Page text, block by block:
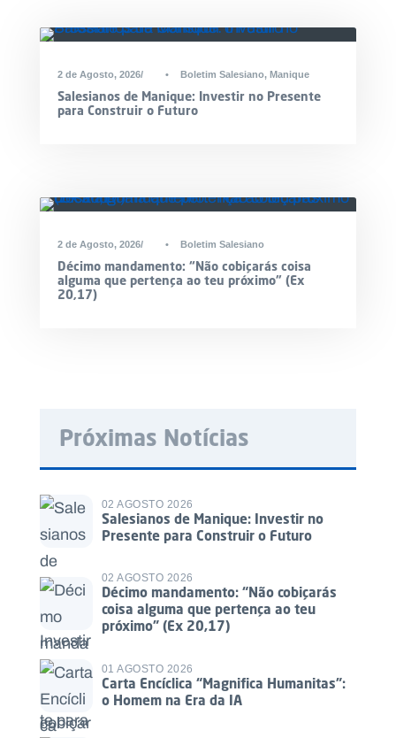
2 de Agosto, 2026 • Boletim Salesiano, Manique
Salesianos de Manique: Investir no Presente
para Construir o Futuro
2 de Agosto, 2026 • Boletim Salesiano
Décimo mandamento: “Não cobiçarás coisa
alguma que pertença ao teu próximo” (Ex
20,17)
Próximas Notícias
02 AGOSTO 2026
Salesianos de Manique: Investir no
Presente para Construir o Futuro
02 AGOSTO 2026
Décimo mandamento: “Não cobiçarás
coisa alguma que pertença ao teu
próximo” (Ex 20,17)
01 AGOSTO 2026
Carta Encíclica “Magnifica Humanitas”:
o Homem na Era da IA